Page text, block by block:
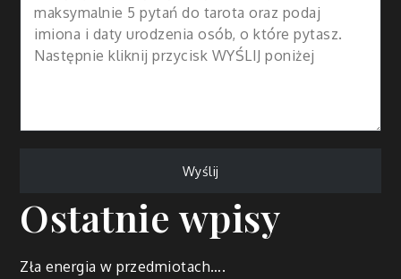
Ostatnie wpisy
Zła energia w przedmiotach….